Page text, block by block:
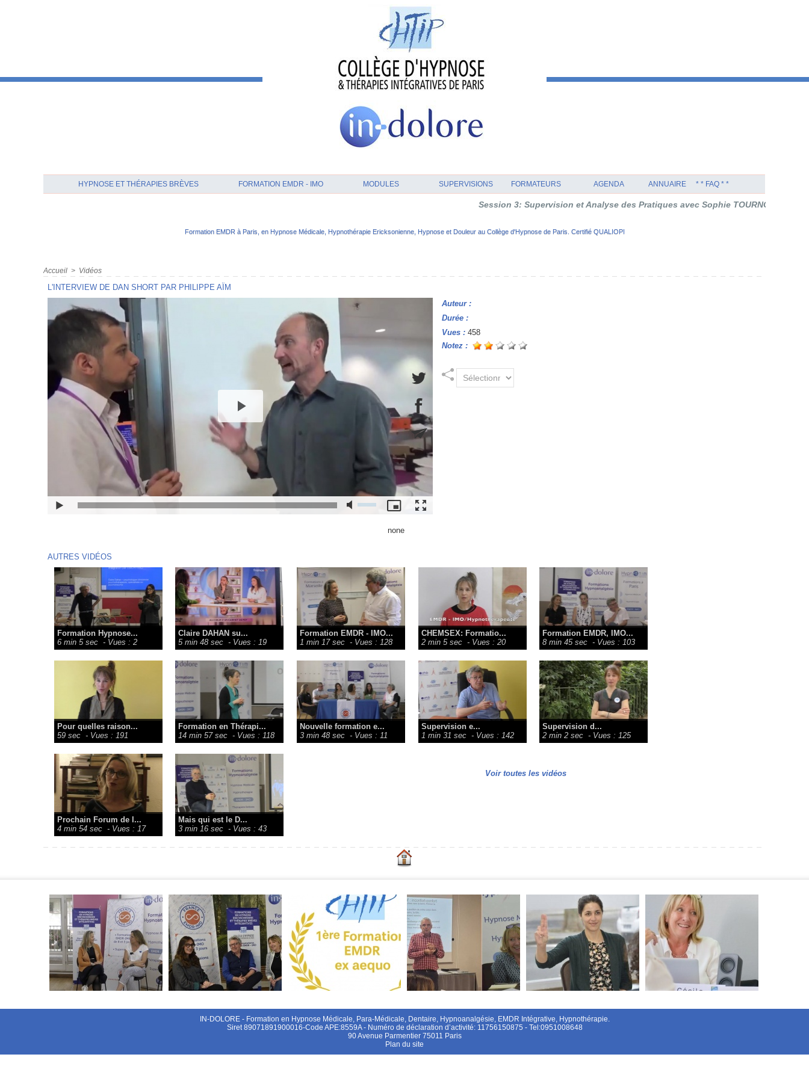
HYPNOSE ET THÉRAPIES BRÈVES FORMATION EMDR - IMO MODULES SUPERVISIONS FORMATEURS AGENDA ANNUAIRE * * FAQ * *
Session 3: Supervision et Analyse des Pratiques avec Sophie TOURNOUËR en Thérapie
Formation EMDR à Paris, en Hypnose Médicale, Hypnothérapie Ericksonienne, Hypnose et Douleur au Collège d'Hypnose de Paris. Certifié QUALIOPI
Accueil > Vidéos
L'INTERVIEW DE DAN SHORT PAR PHILIPPE AÏM
Auteur :
Durée :
Vues : 458
Notez :
none
AUTRES VIDÉOS
Formation Hypnose...
6 min 5 sec - Vues : 2
Claire DAHAN su...
5 min 48 sec - Vues : 19
Formation EMDR - IMO...
1 min 17 sec - Vues : 128
CHEMSEX: Formatio...
2 min 5 sec - Vues : 20
Formation EMDR, IMO...
8 min 45 sec - Vues : 103
Pour quelles raison...
59 sec - Vues : 191
Formation en Thérapi...
14 min 57 sec - Vues : 118
Nouvelle formation e...
3 min 48 sec - Vues : 11
Supervision e...
1 min 31 sec - Vues : 142
Supervision d...
2 min 2 sec - Vues : 125
Prochain Forum de l...
4 min 54 sec - Vues : 17
Mais qui est le D...
3 min 16 sec - Vues : 43
Voir toutes les vidéos
IN-DOLORE - Formation en Hypnose Médicale, Para-Médicale, Dentaire, Hypnoanalgésie, EMDR Intégrative, Hypnothérapie.
Siret 89071891900016-Code APE:8559A - Numéro de déclaration d’activité: 11756150875 - Tel:0951008648
90 Avenue Parmentier 75011 Paris
Plan du site